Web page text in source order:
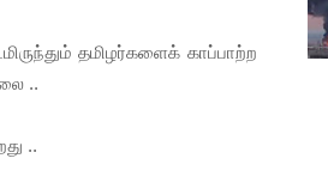
தமிழர்களைக் காப்பாற்ற
..
..